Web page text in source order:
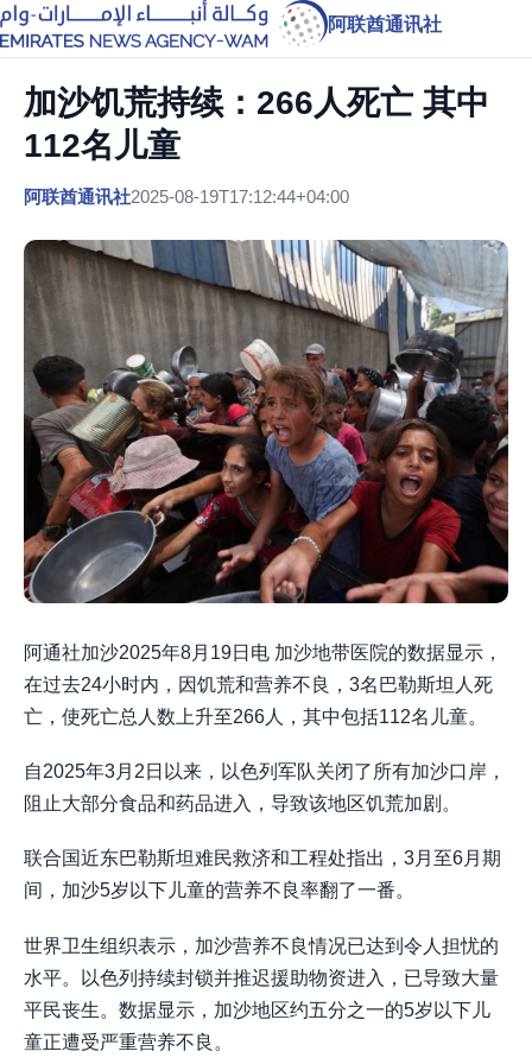
阿联酋通讯社
加沙饥荒持续：266人死亡 其中
112名儿童
阿联酋通讯社2025-08-19T17:12:44+04:00
阿通社加沙2025年8月19日电 加沙地带医院的数据显示，
在过去24小时内，因饥荒和营养不良，3名巴勒斯坦人死
亡，使死亡总人数上升至266人，其中包括112名儿童。
自2025年3月2日以来，以色列军队关闭了所有加沙口岸，
阻止大部分食品和药品进入，导致该地区饥荒加剧。
联合国近东巴勒斯坦难民救济和工程处指出，3月至6月期
间，加沙5岁以下儿童的营养不良率翻了一番。
世界卫生组织表示，加沙营养不良情况已达到令人担忧的
水平。以色列持续封锁并推迟援助物资进入，已导致大量
平民丧生。数据显示，加沙地区约五分之一的5岁以下儿
童正遭受严重营养不良。